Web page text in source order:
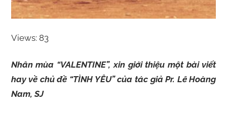
Views: 83
Nhân mùa “VALENTINE”, xin giới thiệu một bài viết
hay về chủ đề “TÌNH YÊU” của tác giả Pr. Lê Hoàng
Nam, SJ